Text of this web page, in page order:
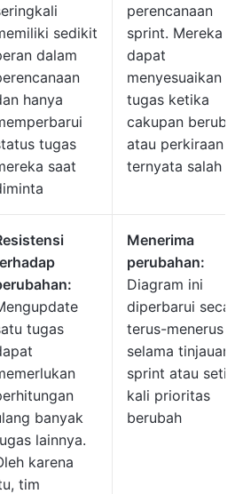
sedikit
dalam
hanya
tugas
saat
perencanaan
sprint. Mereka
dapat
menyesuaikan
tugas ketika
cakupan berubah
atau perkiraan
ternyata salah
tugas
banyak
lainnya.
karena
tim
Menerima
perubahan:
Diagram ini
diperbarui secara
terus-menerus
selama tinjauan
sprint atau setiap
kali prioritas
berubah